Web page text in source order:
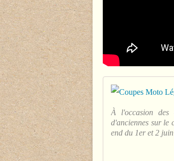
À l'occasion des
d'anciennes sur le
end du 1er et 2